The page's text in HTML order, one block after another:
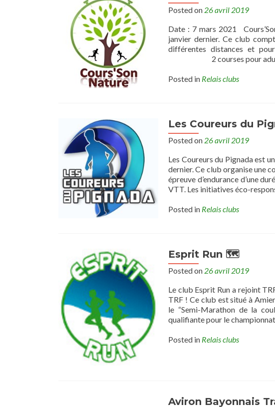
Posted on 26 avril 2019
Date : 7 mars 2021
janvier dernier. Ce club
différentes distances et
2 courses pour adultes
Posted in Relais clubs
Les Coureurs du
Posted on 26 avril 2019
Les Coureurs du Pignada est
dernier. Ce club organise une
épreuve d’endurance d’une
VTT. Les initiatives éco-
Posted in Relais clubs
Esprit Run 🗺
Posted on 26 avril 2019
Le club Esprit Run a rejoint
TRF ! Ce club est situé à
le “Semi-Marathon de la
qualifiante pour le
Posted in Relais clubs
Aviron Bayonnais